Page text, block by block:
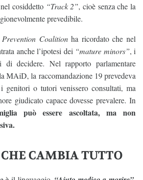
cosiddetto “Track 2”, cioè senza che la
prevedibile.
Coalitionha ricordato che nel
anche l’ipotesi dei “mature minors”, i
di decidere. Nel rapporto parlamentare
MAiD, la raccomandazione 19 prevedeva
genitori o tutori venissero consultati, ma
giudicato capace dovesse prevalere. In
può essere ascoltata, ma non
CAMBIA TUTTO